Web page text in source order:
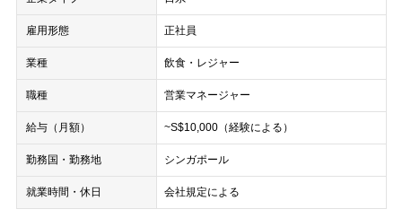
雇用形態 正社員
業種 飲食・レジャー
職種 営業マネージャー
給与（月額） ~S$10,000（経験による）
勤務国・勤務地 シンガポール
就業時間・休日 会社規定による